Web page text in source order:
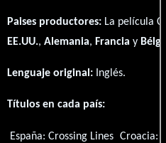
Paises productores: La película
EE.UU., Alemania, Francia y
Lenguaje original: Inglés.
Títulos en cada país:
España:Crossing Lines Croacia: